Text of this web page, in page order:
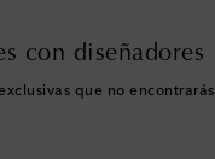
con diseñadores
que no encontrarás